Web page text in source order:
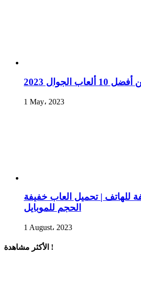
الجوال 2023
1 May، 2023
للهاتف | تحميل العاب خفيفة
الحجم للموبايل
1 August، 2023
الأكثر مشاهدة !